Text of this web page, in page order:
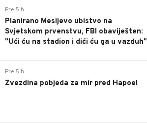
Pre 5 h
Planirano Mesijevo ubistvo na
Svjetskom prvenstvu, FBI obaviješten:
"Ući ću na stadion i dići ću ga u vazduh"
Pre 5 h
Zvezdina pobjeda za mir pred Hapoel